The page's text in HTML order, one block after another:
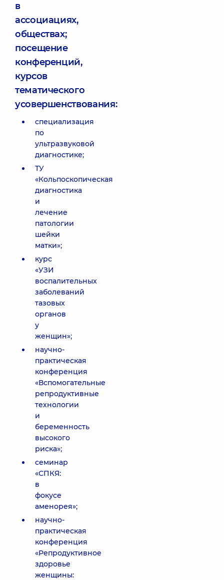
в
ассоциациях,
обществах;
посещение
конференций,
курсов
тематического
усовершенствования:
специализация
по
ультразвуковой
диагностике;
ТУ
«Кольпоскопическая
диагностика
и
лечение
патологии
шейки
матки»;
курс
«УЗИ
воспалительных
заболеваний
тазовых
органов
у
женщин»;
научно-
практическая
конференция
«Вспомогательные
репродуктивные
технологии
и
беременность
высокого
риска»;
семинар
«СПКЯ:
в
фокусе
аменорея»;
научно-
практическая
конференция
«Репродуктивное
здоровье
женщины: